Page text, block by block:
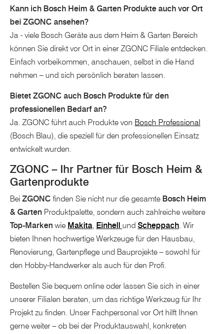
Kann ich Bosch Heim & Garten Produkte auch vor Ort
bei ZGONC ansehen?
Ja - viele Bosch Geräte aus dem Heim & Garten Bereich
können Sie direkt vor Ort in einer ZGONC Filiale entdecken.
Einfach vorbeikommen, anschauen, selbst in die Hand
nehmen – und sich persönlich beraten lassen.
Bietet ZGONC auch Bosch Produkte für den
professionellen Bedarf an?
Ja. ZGONC führt auch Produkte von Bosch Professional
(Bosch Blau), die speziell für den professionellen Einsatz
entwickelt wurden.
ZGONC – Ihr Partner für Bosch Heim &
Gartenprodukte
Bei ZGONC finden Sie nicht nur die gesamte Bosch Heim
& Garten Produktpalette, sondern auch zahlreiche weitere
Top-Marken wie Makita, Einhell und Scheppach. Wir
bieten Ihnen hochwertige Werkzeuge für den Hausbau,
Renovierung, Gartenpflege und Bauprojekte – sowohl für
den Hobby-Handwerker als auch für den Profi.
Bestellen Sie bequem online oder lassen Sie sich in einer
unserer Filialen beraten, um das richtige Werkzeug für Ihr
Projekt zu finden. Unser Fachpersonal vor Ort hilft Ihnen
gerne weiter – ob bei der Produktauswahl, konkreten